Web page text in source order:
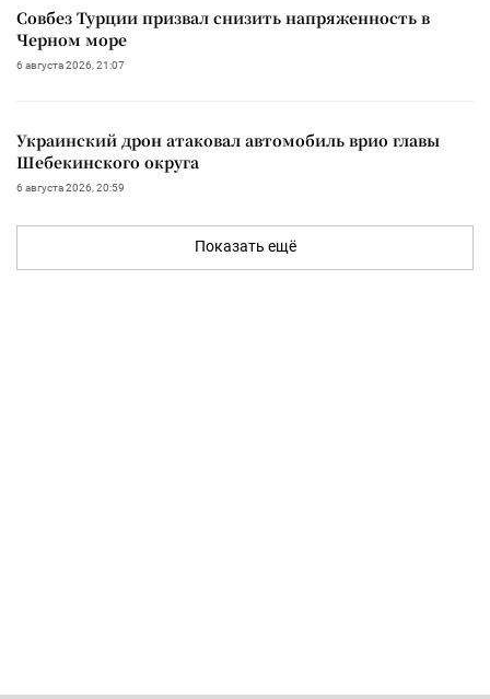
Совбез Турции призвал снизить напряженность в
Черном море
6 августа 2026, 21:07
Украинский дрон атаковал автомобиль врио главы
Шебекинского округа
6 августа 2026, 20:59
Показать ещё